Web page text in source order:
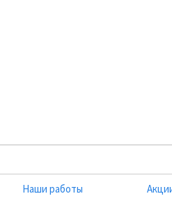
Наши работы